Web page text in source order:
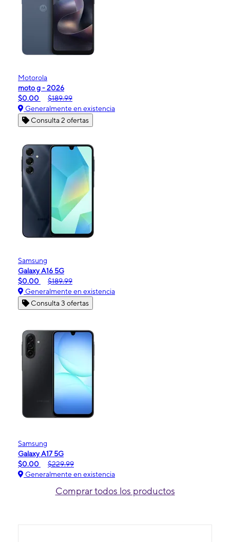
Motorola
moto g - 2026
$0.00
$189.99
Generalmente en existencia
Consulta 2 ofertas
Samsung
Galaxy A16 5G
$0.00
$189.99
Generalmente en existencia
Consulta 3 ofertas
Samsung
Galaxy A17 5G
$0.00
$229.99
Generalmente en existencia
Comprar todos los productos